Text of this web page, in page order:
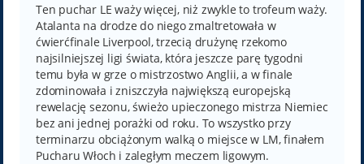
Ten puchar LE waży więcej, niż zwykle to trofeum waży.
Atalanta na drodze do niego zmaltretowała w
ćwierćfinale Liverpool, trzecią drużynę rzekomo
najsilniejszej ligi świata, która jeszcze parę tygodni
temu była w grze o mistrzostwo Anglii, a w finale
zdominowała i zniszczyła największą europejską
rewelację sezonu, świeżo upieczonego mistrza Niemiec
bez ani jednej porażki od roku. To wszystko przy
terminarzu obciążonym walką o miejsce w LM, finałem
Pucharu Włoch i zaległym meczem ligowym.